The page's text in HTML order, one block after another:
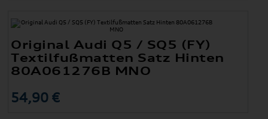
Original Audi Q5 / SQ5 (FY)
Textilfußmatten Satz Hinten
80A061276B MNO
54,90 €